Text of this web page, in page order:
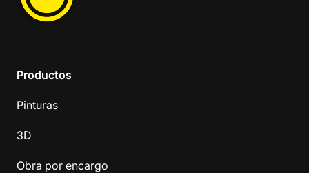
Productos
Pinturas
3D
Obra por encargo